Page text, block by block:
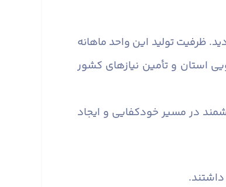
گردید. ظرفیت تولید این واحد ماهانه
دارویی استان و تأمین نیازهای کشور
در مسیر خودکفایی و ایجاد